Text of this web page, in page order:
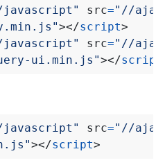
src=
></script>
src=
ui.min.js"></script
src=
></script>